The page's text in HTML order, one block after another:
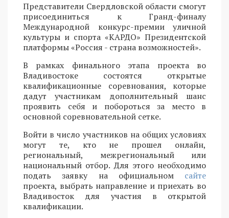
Представители Свердловской области смогут
присоединиться к Гранд-финалу
Международной конкурс-премии уличной
культуры и спорта «КАРДО» Президентской
платформы «Россия - страна возможностей».
В рамках финального этапа проекта во
Владивостоке состоятся открытые
квалификационные соревнования, которые
дадут участникам дополнительный шанс
проявить себя и побороться за место в
основной соревновательной сетке.
Войти в число участников на общих условиях
могут те, кто не прошел онлайн,
региональный, межрегиональный или
национальный отбор. Для этого необходимо
подать заявку на официальном сайте
проекта, выбрать направление и приехать во
Владивосток для участия в открытой
квалификации.